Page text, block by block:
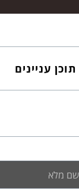
תוכן עניינים